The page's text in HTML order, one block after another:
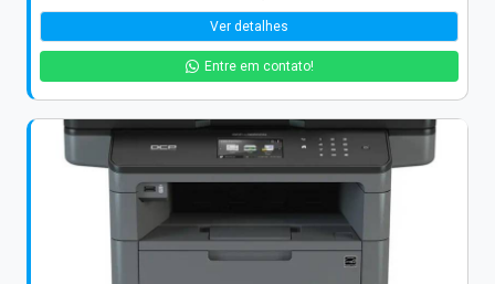
Ver detalhes
Entre em contato!